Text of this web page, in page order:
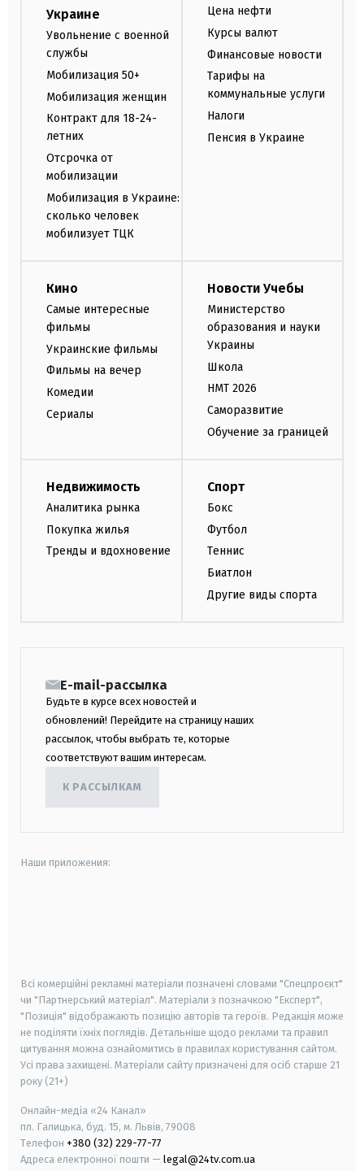
Украине
Увольнение с военной
службы
Мобилизация 50+
Мобилизация женщин
Контракт для 18-24-
летних
Отсрочка от
мобилизации
Мобилизация в Украине:
сколько человек
мобилизует ТЦК
Цена нефти
Курсы валют
Финансовые новости
Тарифы на
коммунальные услуги
Налоги
Пенсия в Украине
Кино
Самые интересные
фильмы
Украинские фильмы
Фильмы на вечер
Комедии
Сериалы
Новости Учебы
Министерство
образования и науки
Украины
Школа
НМТ 2026
Саморазвитие
Обучение за границей
Недвижимость
Аналитика рынка
Покупка жилья
Тренды и вдохновение
Спорт
Бокс
Футбол
Теннис
Биатлон
Другие виды спорта
E-mail-рассылка
Будьте в курсе всех новостей и
обновлений! Перейдите на страницу наших
рассылок, чтобы выбрать те, которые
соответствуют вашим интересам.
К РАССЫЛКАМ
Наши приложения:
Всі комерційні рекламні матеріали позначені словами "Спецпроєкт"
чи "Партнерський матеріал". Матеріали з позначкою "Експерт",
"Позиція" відображають позицію авторів та героїв. Редакція може
не поділяти їхніх поглядів. Детальніше щодо реклами та правил
цитування можна ознайомитись в правилах користування сайтом.
Усі права захищені. Матеріали сайту призначені для осіб старше 21
року (21+)
Онлайн-медіа «24 Канал»
пл. Галицька, буд. 15, м. Львів, 79008
Телефон +380 (32) 229-77-77
Адреса електронної пошти — legal@24tv.com.ua